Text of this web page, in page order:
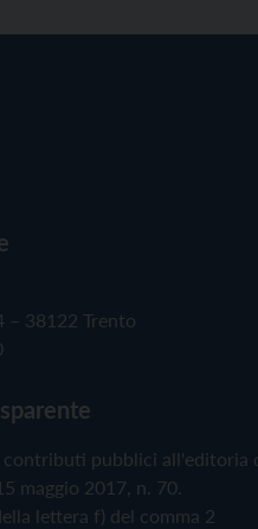
– 38122 Trento
contributi pubblici all'editoria
maggio 2017, n. 70.
lettera f) del comma 2